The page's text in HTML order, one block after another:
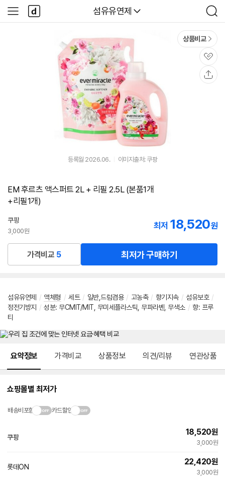
다나와
섬유유연제
검
색
사
이
다
나
와
상품비교
관
심
등록월 2026.06. 이미지출처: 쿠팡
EM 후르츠 액스퍼트 2L + 리필 2.5L (본품1개
+리필1개)
쿠팡
3,000원
최저 18,520원
가격비교 5 최저가 구매하기
섬유유연제 / 액체형 / 세트 / 일반,드럼겸용 / 고농축 / 향기지속 / 섬유보호 /
정전기방지
/ 성분: 무CMIT/MIT 무미세플라스틱 무파라벤 무색소 / 향: 프루
티
요약정보 가격비교 상품정보 의견/리뷰 연관상품
쇼핑몰별 최저가
배송비포함 카드할인
쿠팡
18,520원
3,000원
롯데ON
22,420원
3,000원